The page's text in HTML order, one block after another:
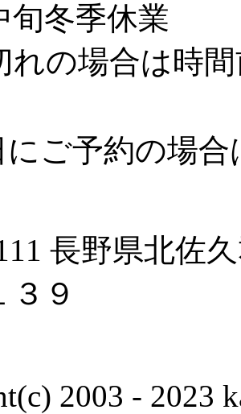
旬冬季休業
の場合は時
ご予約の場合
長野県北佐
３９
2003 - 2023